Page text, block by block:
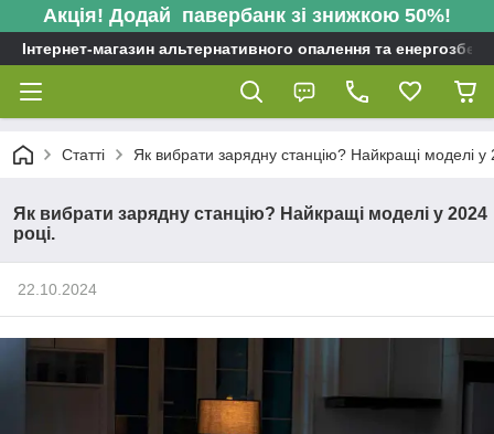
Акція! Додай павербанк зі знижкою 50%!
Інтернет-магазин альтернативного опалення та
Статті Як вибрати зарядну станцію? Найкращі моделі у
Як вибрати зарядну станцію? Найкращі моделі у 2024
році.
22.10.2024